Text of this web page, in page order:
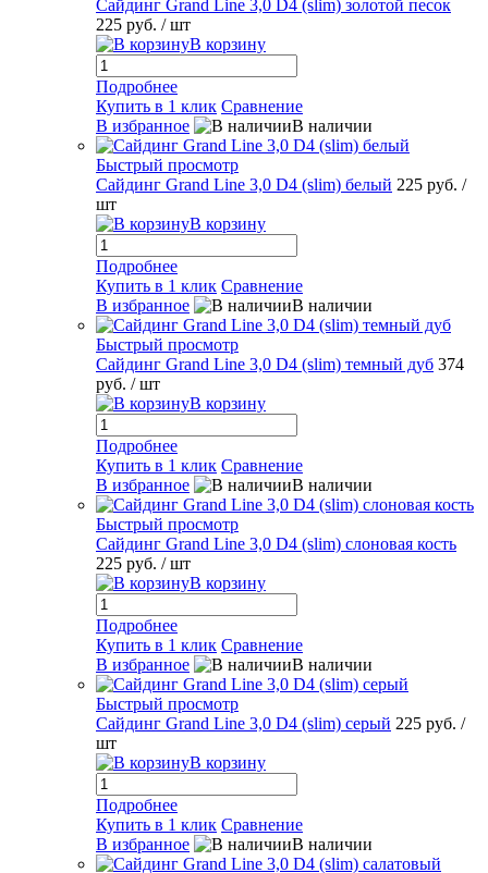
Сайдинг Grand Line 3,0 D4 (slim) золотой песок
225 руб. / шт
В корзину
Подробнее
Купить в 1 клик Сравнение
В избранное
В наличии
Быстрый просмотр
Сайдинг Grand Line 3,0 D4 (slim) белый 225 руб. /
шт
В корзину
Подробнее
Купить в 1 клик Сравнение
В избранное
В наличии
Быстрый просмотр
Сайдинг Grand Line 3,0 D4 (slim) темный дуб 374
руб. / шт
В корзину
Подробнее
Купить в 1 клик Сравнение
В избранное
В наличии
Быстрый просмотр
Сайдинг Grand Line 3,0 D4 (slim) слоновая кость
225 руб. / шт
В корзину
Подробнее
Купить в 1 клик Сравнение
В избранное
В наличии
Быстрый просмотр
Сайдинг Grand Line 3,0 D4 (slim) серый 225 руб. /
шт
В корзину
Подробнее
Купить в 1 клик Сравнение
В избранное
В наличии